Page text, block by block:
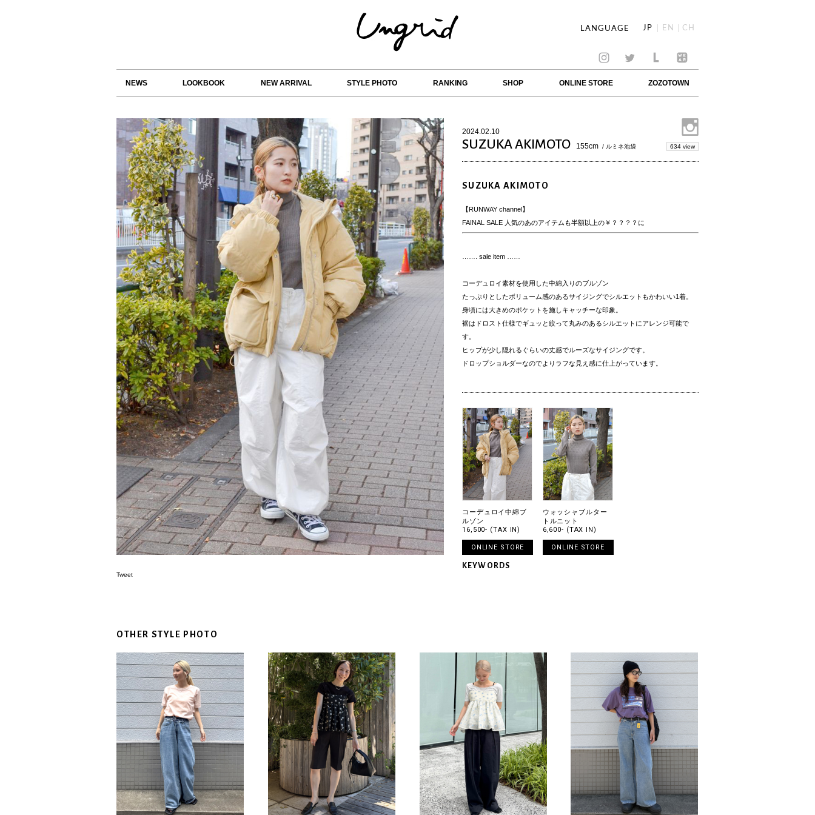
LANGUAGE JP EN CH
NEWS LOOKBOOK NEW ARRIVAL STYLE PHOTO RANKING SHOP ONLINE STORE ZOZOTOWN
Tweet
2024.02.10
SUZUKA AKIMOTO 155cm / ルミネ池袋 634 view
SUZUKA AKIMOTO
【RUNWAY channel】
FAINAL SALE 人気のあのアイテムも半額以上の￥？？？？に
……. sale item ……
コーデュロイ素材を使用した中綿入りのブルゾン
たっぷりとしたボリューム感のあるサイジングでシルエットもかわいい1着。
身頃には大きめのポケットを施しキャッチーな印象。
裾はドロスト仕様でギュッと絞って丸みのあるシルエットにアレンジ可能で
す。
ヒップが少し隠れるぐらいの丈感でルーズなサイジングです。
ドロップショルダーなのでよりラフな見え感に仕上がっています。
コーデュロイ中綿ブ
ルゾン
16,500- (TAX IN)
ONLINE STORE
ウォッシャブルター
トルニット
6,600- (TAX IN)
ONLINE STORE
KEYWORDS
OTHER STYLE PHOTO